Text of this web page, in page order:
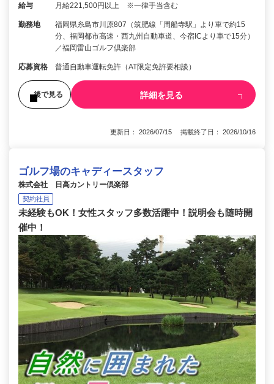
給与 月給221,500円以上 ※一律手当含む
勤務地
福岡県糸島市川原807（筑肥線「周船寺駅」より車で約15
分、福岡都市高速・西九州自動車道、今宿ICより車で15分）
／福岡雷山ゴルフ倶楽部
応募資格 普通自動車運転免許（AT限定免許要相談）
後で見る 詳細を見る
更新日： 2026/07/15 掲載終了日： 2026/10/16
ゴルフ場のキャディースタッフ
株式会社 日高カントリー倶楽部
契約社員
未経験もOK！女性スタッフ多数活躍中！説明会も随時開
催中！